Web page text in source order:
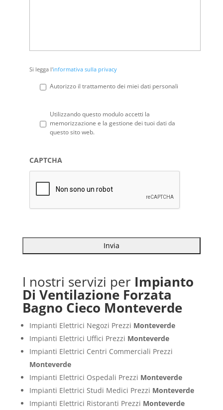
Si
legga
l'informativa
Si legga l'informativa sulla privacy
Autorizzo il trattamento dei miei dati personali
Privacy *
Utilizzando questo modulo accetti la
memorizzazione e la gestione dei tuoi dati da
questo sito web.
CAPTCHA
I nostri servizi per Impianto
Di Ventilazione Forzata
Bagno Cieco Monteverde
Impianti Elettrici Negozi Prezzi Monteverde
Impianti Elettrici Uffici Prezzi Monteverde
Impianti Elettrici Centri Commerciali Prezzi
Monteverde
Impianti Elettrici Ospedali Prezzi Monteverde
Impianti Elettrici Studi Medici Prezzi Monteverde
Impianti Elettrici Ristoranti Prezzi Monteverde